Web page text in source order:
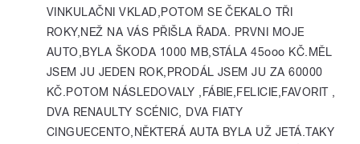
VINKULAČNI VKLAD,POTOM SE ČEKALO TŘI
ROKY,NEŽ NA VÁS PŘIŠLA ŘADA. PRVNI MOJE
AUTO,BYLA ŠKODA 1000 MB,STÁLA 45ooo KČ.MĚL
JSEM JU JEDEN ROK,PRODÁL JSEM JU ZA 60000
KČ.POTOM NÁSLEDOVALY ,FÁBIE,FELICIE,FAVORIT ,
DVA RENAULTY SCÉNIC, DVA FIATY
CINGUECENTO,NĚKTERÁ AUTA BYLA UŽ JETÁ.TAKY